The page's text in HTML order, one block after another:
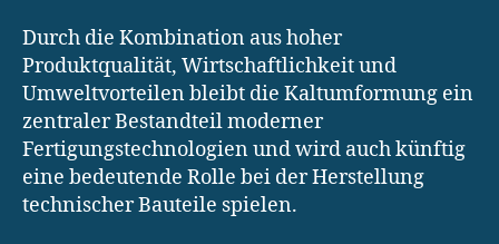
Durch die Kombination aus hoher
Produktqualität, Wirtschaftlichkeit und
Umweltvorteilen bleibt die Kaltumformung ein
zentraler Bestandteil moderner
Fertigungstechnologien und wird auch künftig
eine bedeutende Rolle bei der Herstellung
technischer Bauteile spielen.